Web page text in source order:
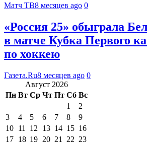
Матч ТВ8 месяцев ago 0
«Россия 25» обыграла
в матче Кубка Первого
по хоккею
Газета.Ru8 месяцев ago 0
Август 2026
Пн Вт Ср Чт Пт Сб Вс
1
2
3
4 5 6 7 8
9
10 11 12 13 14 15 16
17 18 19 20 21 22 23